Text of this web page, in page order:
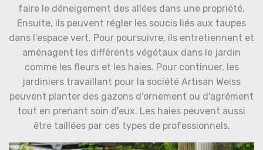
faire le déneigement des allées dans une propriété.
Ensuite, ils peuvent régler les soucis liés aux taupes
dans l'espace vert. Pour poursuivre, ils entretiennent et
aménagent les différents végétaux dans le jardin
comme les fleurs et les haies. Pour continuer, les
jardiniers travaillant pour la société Artisan Weiss
peuvent planter des gazons d'ornement ou d'agrément
tout en prenant soin d'eux. Les haies peuvent aussi
être taillées par ces types de professionnels.